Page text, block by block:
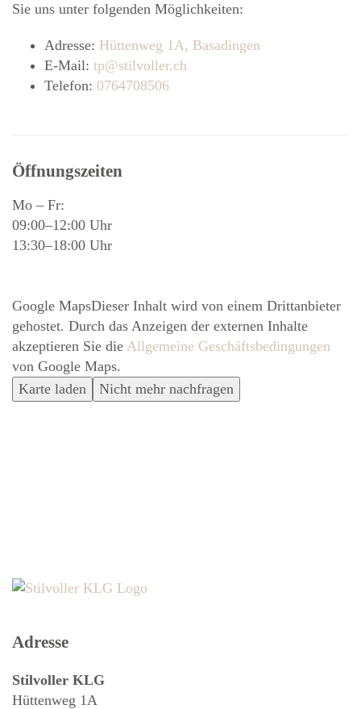
Sie uns unter folgenden Möglichkeiten:
Adresse: Hüttenweg 1A, Basadingen
E-Mail: tp@stilvoller.ch
Telefon: 0764708506
Öffnungszeiten
Mo – Fr:
09:00–12:00 Uhr
13:30–18:00 Uhr
Google MapsDieser Inhalt wird von einem Drittanbieter
gehostet. Durch das Anzeigen der externen Inhalte
akzeptieren Sie die Allgemeine Geschäftsbedingungen
von Google Maps.
Karte laden
Nicht mehr nachfragen
Adresse
Stilvoller KLG
Hüttenweg 1A